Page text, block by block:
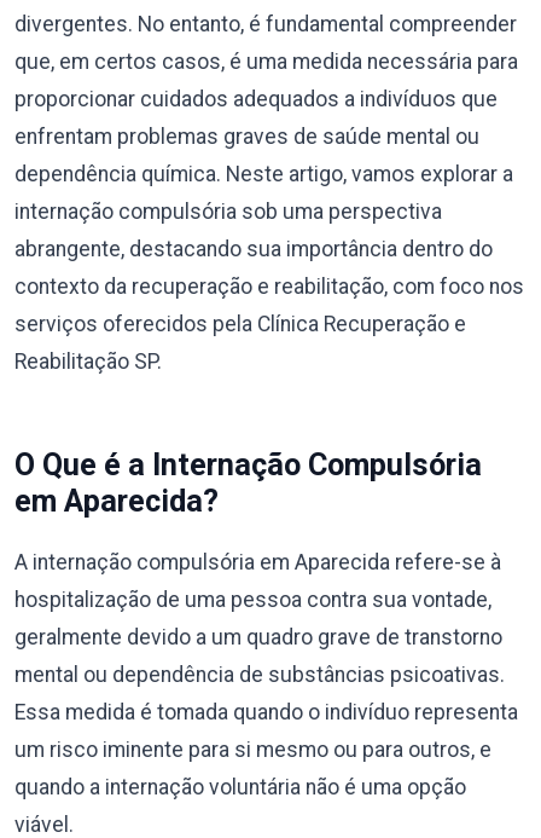
divergentes. No entanto, é fundamental compreender
que, em certos casos, é uma medida necessária para
proporcionar cuidados adequados a indivíduos que
enfrentam problemas graves de saúde mental ou
dependência química. Neste artigo, vamos explorar a
internação compulsória sob uma perspectiva
abrangente, destacando sua importância dentro do
contexto da recuperação e reabilitação, com foco nos
serviços oferecidos pela Clínica Recuperação e
Reabilitação SP.
O Que é a Internação Compulsória
em Aparecida?
A internação compulsória em Aparecida refere-se à
hospitalização de uma pessoa contra sua vontade,
geralmente devido a um quadro grave de transtorno
mental ou dependência de substâncias psicoativas.
Essa medida é tomada quando o indivíduo representa
um risco iminente para si mesmo ou para outros, e
quando a internação voluntária não é uma opção
viável.